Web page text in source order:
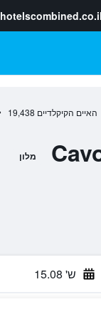
hotelscombined.co.il
האיים הקיקלדיים 19,438
מלון
ש' 15.08